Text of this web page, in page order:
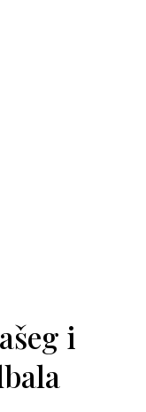
i